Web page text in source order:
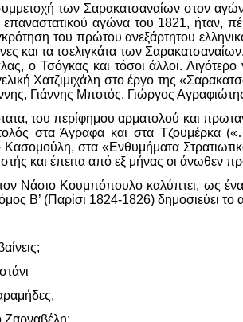
των Σαρακατσαναίων στον
επαναστατικού αγώνα του 1821, ήταν,
του πρώτου ανεξάρτητου
και τα τσελιγκάτα των
ο Τσόγκας και τόσοι άλλοι.
Χατζιμιχάλη στο έργο της
Γιάννης Μποτός, Γιώργος
του περίφημου αρματολού και
στα Άγραφα και στα
στα «Ενθυμήματα
και έπειτα από εξ μήνας οι άνωθεν
Νάσιο Κουμπόπουλο καλύπτει, ως
Β’ (Παρίσι 1824-1826) δημοσιεύει το
Ζαρναβέλη;